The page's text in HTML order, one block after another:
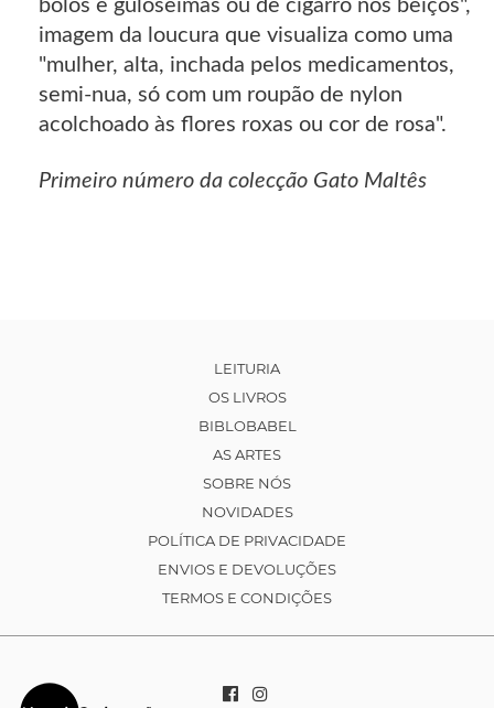
bolos e guloseimas ou de cigarro nos beiços",
imagem da loucura que visualiza como uma
"mulher, alta, inchada pelos medicamentos,
semi-nua, só com um roupão de nylon
acolchoado às flores roxas ou cor de rosa".
Primeiro número da colecção Gato Maltês
LEITURIA
OS LIVROS
BIBLOBABEL
AS ARTES
SOBRE NÓS
NOVIDADES
POLÍTICA DE PRIVACIDADE
ENVIOS E DEVOLUÇÕES
TERMOS E CONDIÇÕES